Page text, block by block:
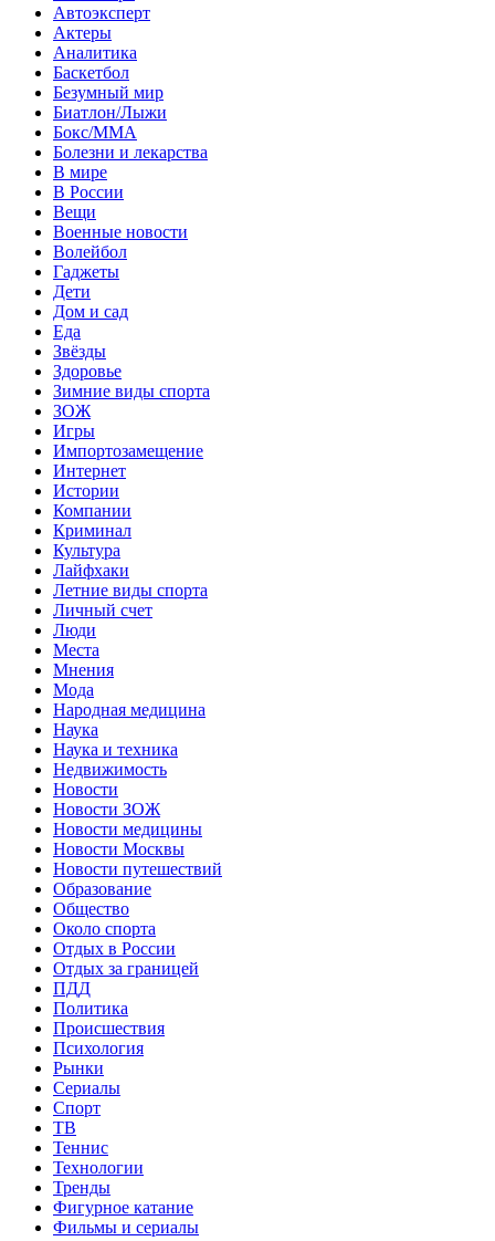
Автоэксперт
Актеры
Аналитика
Баскетбол
Безумный мир
Биатлон/Лыжи
Бокс/MMA
Болезни и лекарства
В мире
В России
Вещи
Военные новости
Волейбол
Гаджеты
Дети
Дом и сад
Еда
Звёзды
Здоровье
Зимние виды спорта
ЗОЖ
Игры
Импортозамещение
Интернет
Истории
Компании
Криминал
Культура
Лайфхаки
Летние виды спорта
Личный счет
Люди
Места
Мнения
Мода
Народная медицина
Наука
Наука и техника
Недвижимость
Новости
Новости ЗОЖ
Новости медицины
Новости Москвы
Новости путешествий
Образование
Общество
Около спорта
Отдых в России
Отдых за границей
ПДД
Политика
Происшествия
Психология
Рынки
Сериалы
Спорт
ТВ
Теннис
Технологии
Тренды
Фигурное катание
Фильмы и сериалы